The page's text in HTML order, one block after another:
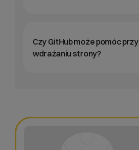
Czy GitHub może pomóc przy
wdrażaniu strony?